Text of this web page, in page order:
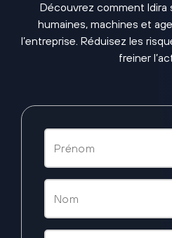
Découvrez comment
humaines, machines et
l’entreprise. Réduisez les
freiner